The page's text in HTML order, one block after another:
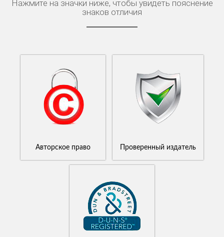
Нажмите на значки ниже, чтобы увидеть пояснение
знаков отличия
Авторское право Проверенный издатель